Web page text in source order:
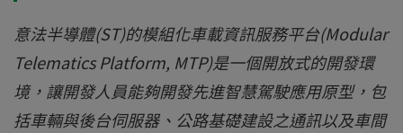
意法半導體(ST)的模組化車載資訊服務平台(Modular
Telematics Platform, MTP)是一個開放式的開發環
境，讓開發人員能夠開發先進智慧駕駛應用原型，包
括車輛與後台伺服器、公路基礎建設之通訊以及車間